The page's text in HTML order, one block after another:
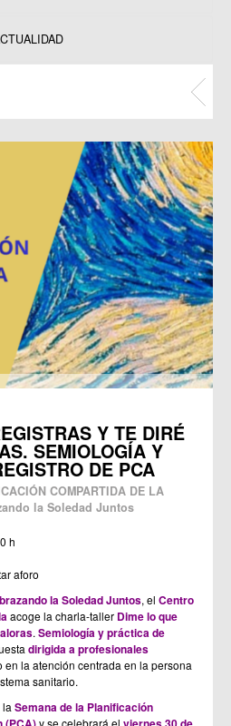
Programas
Y TE DIRÉ
SEMIOLOGÍA Y
DE PCA
COMPARTIDA DE LA
la Soledad Juntos
h
aforo
la Soledad Juntos, el Centro
acoge la charla-taller Dime lo que
. Semiología y práctica de
dirigida a profesionales
en la atención centrada en la persona
sanitario.
Semana de la Planificación